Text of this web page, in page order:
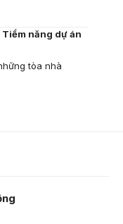
năng dự án
tòa nhà